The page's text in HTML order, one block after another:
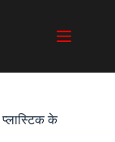
प्लास्टिक के